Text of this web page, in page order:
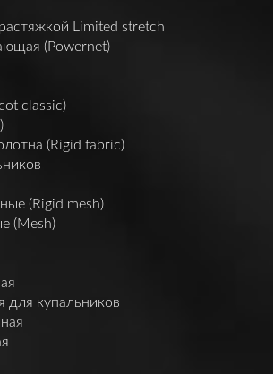
Limited stretch
(Powernet)
classic)
(Rigid fabric)
(Rigid mesh)
(Mesh)
для купальников